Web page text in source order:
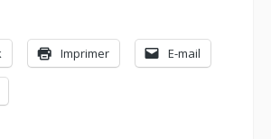
Imprimer E-mail